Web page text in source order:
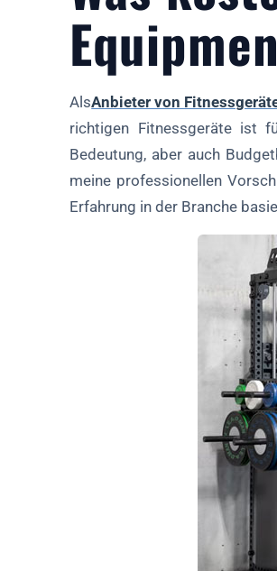
AlsAnbieter von
richtigen Fitnessgeräte ist
Bedeutung, aber auch
meine professionellen
Erfahrung in der Branche